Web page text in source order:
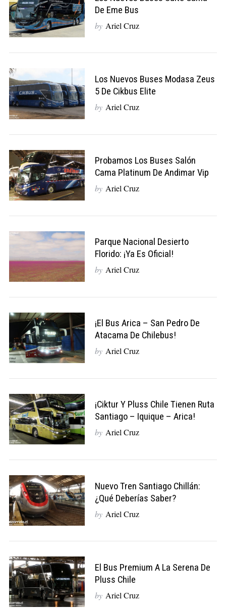
De Eme Bus
by Ariel Cruz
Los Nuevos Buses Modasa Zeus
5 De Cikbus Elite
by Ariel Cruz
Probamos Los Buses Salón
Cama Platinum De Andimar Vip
by Ariel Cruz
Parque Nacional Desierto
Florido: ¡ya Es Oficial!
by Ariel Cruz
¡El Bus Arica – San Pedro De
Atacama De Chilebus!
by Ariel Cruz
¡Ciktur Y Pluss Chile Tienen Ruta
Santiago – Iquique – Arica!
by Ariel Cruz
Nuevo Tren Santiago Chillán:
¿qué Deberías Saber?
by Ariel Cruz
El Bus Premium A La Serena De
Pluss Chile
by Ariel Cruz